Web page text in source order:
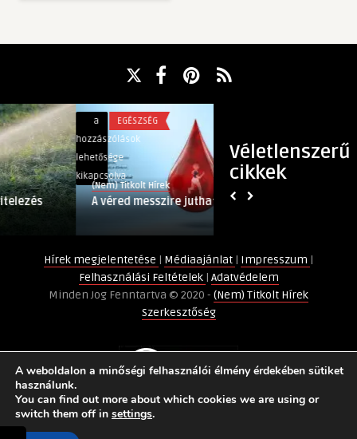
Véletlenszerű
cikkek
A
véred
messzire
juthat!
bejegyzéshez
a
hozzászólások
lehetősége
kikapcsolva
EGÉSZSÉG
(Nem) Titkolt Hírek
A véred messzire juthat!
ENERGY
a
bejegyzéshez
lehetősége
kikapcsolva
Hírek megjelentetése | Médiaajánlat | Impresszum |
Felhasználási Feltételek | Adatvédelem
Minden Jog Fenntartva © 2020 - (Nem) Titkolt Hírek
Szerkesztőség
A weboldalon a minőségi felhasználói élmény érdekében sütiket
használunk.
You can find out more about which cookies we are using or
switch them off in settings.